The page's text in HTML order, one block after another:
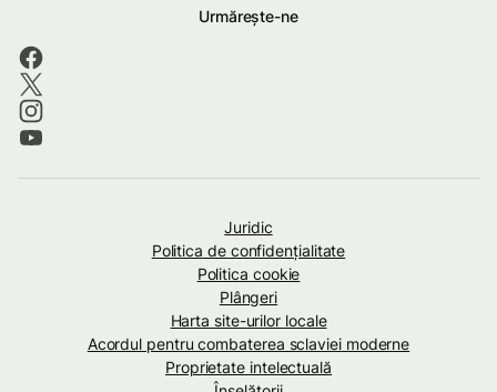
Urmărește-ne
Juridic
Politica de confidenţialitate
Politica cookie
Plângeri
Harta site-urilor locale
Acordul pentru combaterea sclaviei moderne
Proprietate intelectuală